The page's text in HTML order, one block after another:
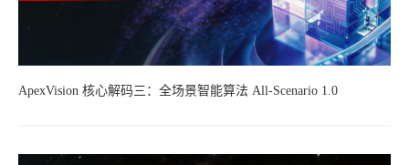
ApexVision 核心解码三：全场景智能算法 All-Scenario 1.0